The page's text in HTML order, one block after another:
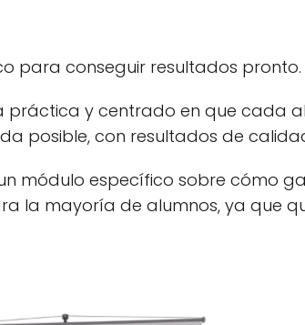
para conseguir resultados pronto.
práctica y centrado en que cada
posible, con resultados de
módulo específico sobre cómo
la mayoría de alumnos, ya que